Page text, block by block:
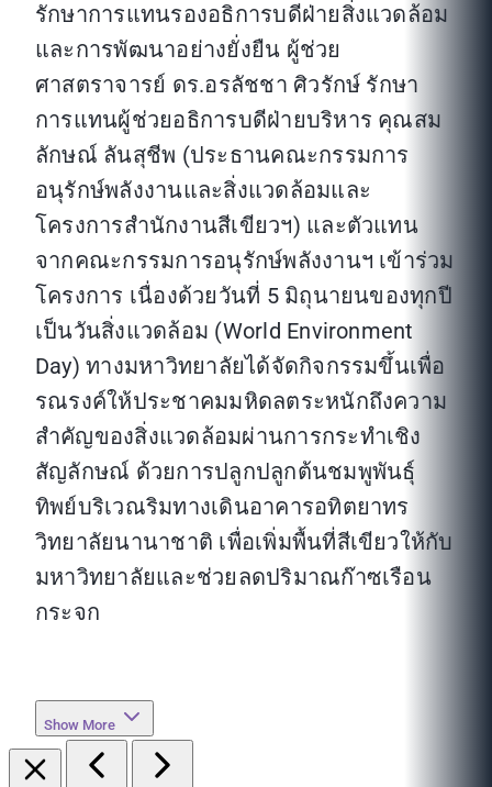
รักษาการแทนรองอธิการบดีฝ่ายสิ่งแวดล้อม
และการพัฒนาอย่างยั่งยืน ผู้ช่วย
ศาสตราจารย์ ดร.อรลัชชา ศิวรักษ์ รักษา
การแทนผู้ช่วยอธิการบดีฝ่ายบริหาร คุณสม
ลักษณ์ ลันสุชีพ (ประธานคณะกรรมการ
อนุรักษ์พลังงานและสิ่งแวดล้อมและ
โครงการสำนักงานสีเขียวฯ) และตัวแทน
จากคณะกรรมการอนุรักษ์พลังงานฯ เข้าร่วม
โครงการ เนื่องด้วยวันที่ 5 มิถุนายนของทุกปี
เป็นวันสิ่งแวดล้อม (World Environment
Day) ทางมหาวิทยาลัยได้จัดกิจกรรมขึ้นเพื่อ
รณรงค์ให้ประชาคมมหิดลตระหนักถึงความ
สำคัญของสิ่งแวดล้อมผ่านการกระทำเชิง
สัญลักษณ์ ด้วยการปลูกปลูกต้นชมพูพันธุ์
ทิพย์บริเวณริมทางเดินอาคารอทิตยาทร
วิทยาลัยนานาชาติ เพื่อเพิ่มพื้นที่สีเขียวให้กับ
มหาวิทยาลัยและช่วยลดปริมาณก๊าซเรือน
กระจก
Show More